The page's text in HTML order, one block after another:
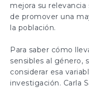
mejora su
de promover una
la población.
Para saber cómo
sensibles al género,
considerar esa
investigación. Carla